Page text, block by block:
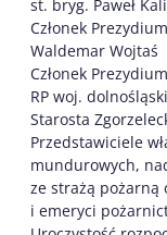
st. bryg. Paweł
Członek
Waldemar Wojtaś
Członek
RP woj.
Starosta
Przedstawiciele
mundurowych,
ze strażą pożarną
i emeryci